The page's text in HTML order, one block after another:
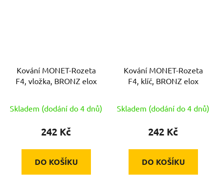
Kování MONET-Rozeta
F4, vložka, BRONZ elox
Skladem (dodání do 4 dnů)
242 Kč
DO KOŠÍKU
Kování MONET-Rozeta
F4, klíč, BRONZ elox
Skladem (dodání do 4 dnů)
242 Kč
DO KOŠÍKU